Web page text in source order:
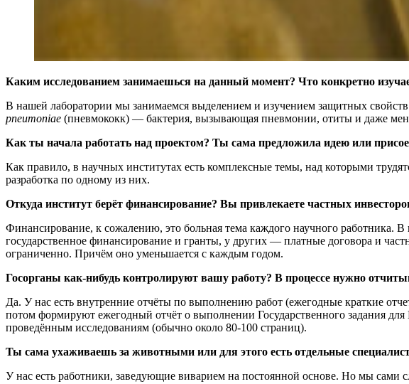
Каким исследованием занимаешься на данный момент? Что конкретно
В нашей лаборатории мы занимаемся выделением и изучением защитных
pneumoniae (пневмококк) — бактерия, вызывающая пневмонии, отиты и даже
Как ты начала работать над проектом? Ты сама предложила идею или
Как правило, в научных институтах есть комплексные темы, над которыми
разработка по одному из них.
Откуда институт берёт финансирование? Вы привлекаете частных
Финансирование, к сожалению, это больная тема каждого научного работника.
государственное финансирование и гранты, у других — платные договора и
ограниченно. Причём оно уменьшается с каждым годом.
Госорганы как-нибудь контролируют вашу работу? В процессе нужно
Да. У нас есть внутренние отчёты по выполнению работ (ежегодные краткие
потом формируют ежегодный отчёт о выполнении Государственного задания
проведённым исследованиям (обычно около 80-100 страниц).
Ты сама ухаживаешь за животными или для этого есть отдельные
У нас есть работники, заведующие виварием на постоянной основе. Но мы